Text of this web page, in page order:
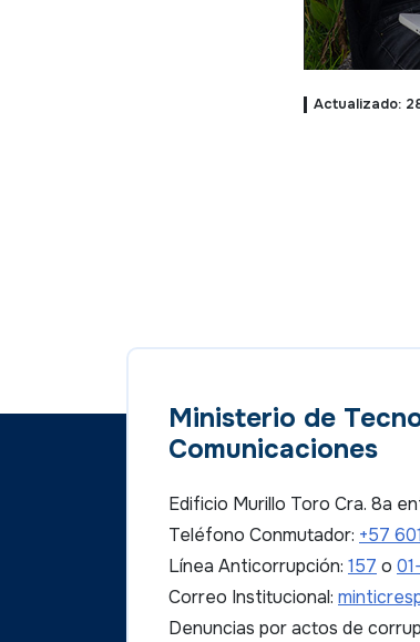
Actualizado:
Ministerio de
Comunicaciones
Edificio Murillo Toro Cra. 8a
Teléfono Conmutador: +57
Línea Anticorrupción: 157 o
Correo Institucional:
Denuncias por actos de